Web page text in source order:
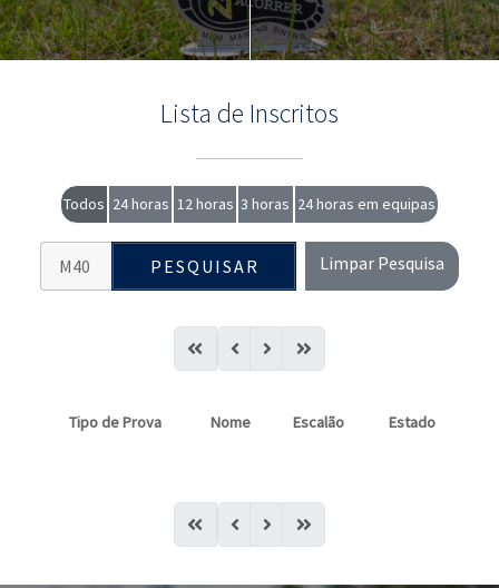
Lista de Inscritos
Todos 24 horas 12 horas 3 horas 24 horas em equipas
PESQUISAR Limpar Pesquisa
Tipo de Prova Nome Escalão Estado